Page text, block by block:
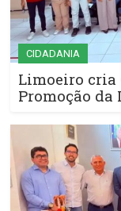
CIDADANIA
Limoeiro
Promoção